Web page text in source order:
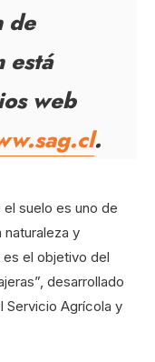
de
está
web
.
suelo es uno de
y
es el objetivo del
desarrollado
Servicio Agrícola y